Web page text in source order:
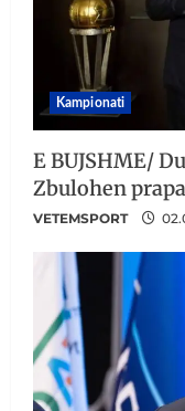
Kampionati
E BUJSHME/
Zbulohen
VETEMSPORT